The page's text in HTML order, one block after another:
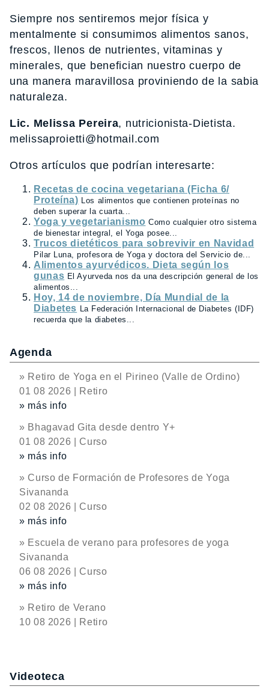
Siempre nos sentiremos mejor física y
mentalmente si consumimos alimentos sanos,
frescos, llenos de nutrientes, vitaminas y
minerales, que benefician nuestro cuerpo de
una manera maravillosa proviniendo de la sabia
naturaleza.
Lic. Melissa Pereira, nutricionista-Dietista.
melissaproietti@hotmail.com
Otros artículos que podrían interesarte:
Recetas de cocina vegetariana (Ficha 6/
Proteína) Los alimentos que contienen proteínas no
deben superar la cuarta...
Yoga y vegetarianismo Como cualquier otro sistema
de bienestar integral, el Yoga posee...
Trucos dietéticos para sobrevivir en Navidad
Pilar Luna, profesora de Yoga y doctora del Servicio de...
Alimentos ayurvédicos. Dieta según los
gunas El Ayurveda nos da una descripción general de los
alimentos...
Hoy, 14 de noviembre, Día Mundial de la
Diabetes La Federación Internacional de Diabetes (IDF)
recuerda que la diabetes...
Agenda
» Retiro de Yoga en el Pirineo (Valle de Ordino)
01 08 2026 | Retiro
» más info
» Bhagavad Gita desde dentro Y+
01 08 2026 | Curso
» más info
» Curso de Formación de Profesores de Yoga
Sivananda
02 08 2026 | Curso
» más info
» Escuela de verano para profesores de yoga
Sivananda
06 08 2026 | Curso
» más info
» Retiro de Verano
10 08 2026 | Retiro
Videoteca